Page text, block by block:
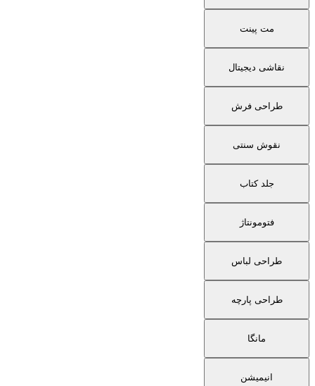
مت پینت
نقاشی دیجیتال
طراحی فرش
نقوش سنتی
جلد کتاب
فتومونتاژ
طراحی لباس
طراحی پارچه
مانگا
انیمیشن